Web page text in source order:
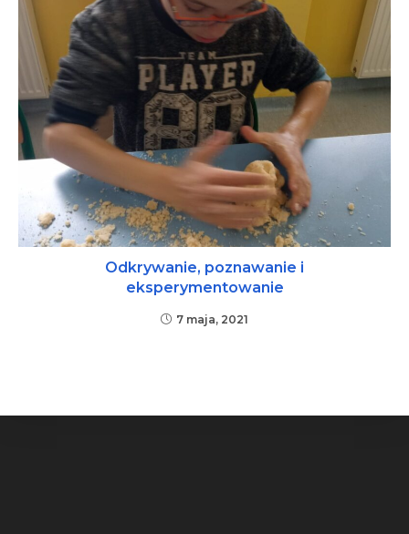
Odkrywanie, poznawanie i
eksperymentowanie
7 maja, 2021